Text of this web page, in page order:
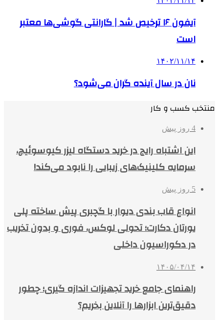
آیفون ۱۶ ترخیص شد | گارانتی گوشی‌ها معتبر
است
۱۴۰۲/۱۱/۱۴
نان در سال آینده گران می‌شود؟
منتخب کسب و کار
4 روز پیش
این اشتباه رایج در خرید دستگاه لیزر کیوسوئیچ،
سرمایه کلینیک‌های زیبایی را نابود می‌کند!
5 روز پیش
انواع قاب بندی دیوار با گچبری پیش ساخته پلی
یورتان دکارت؛ تحولی لوکس، فوری و بدون تخریب
در دکوراسیون داخلی
۱۴۰۵/۰۴/۱۴
راهنمای جامع خرید تجهیزات اندازه گیری؛ چطور
دقیق‌ترین ابزارها را آنلاین بخریم؟